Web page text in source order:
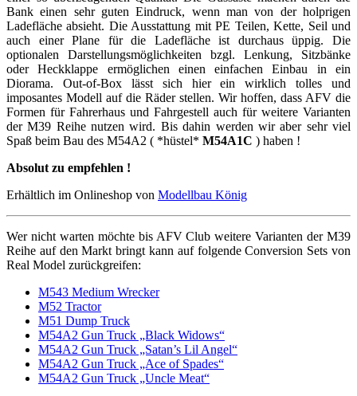
Bank einen sehr guten Eindruck, wenn man von der holprigen
Ladefläche absieht. Die Ausstattung mit PE Teilen, Kette, Seil und
auch einer Plane für die Ladefläche ist durchaus üppig. Die
optionalen Darstellungsmöglichkeiten bzgl. Lenkung, Sitzbänke
oder Heckklappe ermöglichen einen einfachen Einbau in ein
Diorama. Out-of-Box lässt sich hier ein wirklich tolles und
imposantes Modell auf die Räder stellen. Wir hoffen, dass AFV die
Formen für Fahrerhaus und Fahrgestell auch für weitere Varianten
der M39 Reihe nutzen wird. Bis dahin werden wir aber sehr viel
Spaß beim Bau des M54A2 ( *hüstel* M54A1C ) haben !
Absolut zu empfehlen !
Erhältlich im Onlineshop von Modellbau König
Wer nicht warten möchte bis AFV Club weitere Varianten der M39
Reihe auf den Markt bringt kann auf folgende Conversion Sets von
Real Model zurückgreifen:
M543 Medium Wrecker
M52 Tractor
M51 Dump Truck
M54A2 Gun Truck „Black Widows“
M54A2 Gun Truck „Satan’s Lil Angel“
M54A2 Gun Truck „Ace of Spades“
M54A2 Gun Truck „Uncle Meat“